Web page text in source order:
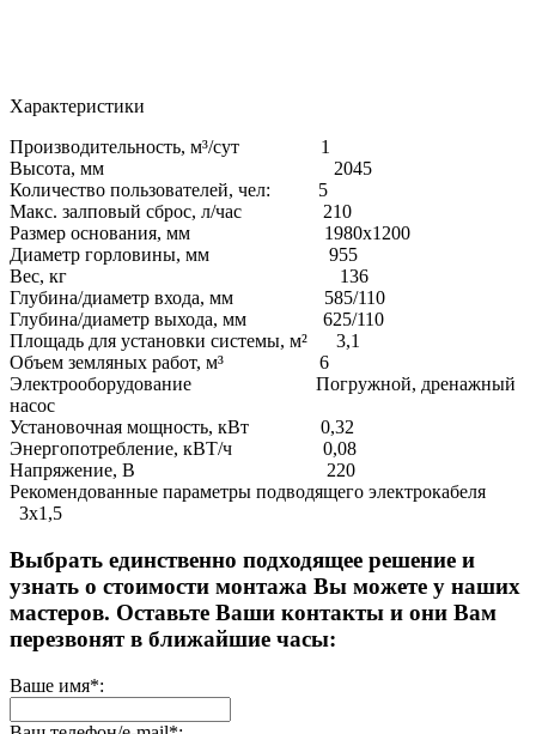
Характеристики
Производительность, м³/сут 1
Высота, мм 2045
Количество пользователей, чел: 5
Макс. залповый сброс, л/час 210
Размер основания, мм 1980х1200
Диаметр горловины, мм 955
Вес, кг 136
Глубина/диаметр входа, мм 585/110
Глубина/диаметр выхода, мм 625/110
Площадь для установки системы, м² 3,1
Объем земляных работ, м³ 6
Электрооборудование Погружной, дренажный
насос
Установочная мощность, кВт 0,32
Энергопотребление, кВТ/ч 0,08
Напряжение, В 220
Рекомендованные параметры подводящего электрокабеля
3х1,5
Выбрать единственно подходящее решение и
узнать о стоимости монтажа Вы можете у наших
мастеров. Оставьте Ваши контакты и они Вам
перезвонят в ближайшие часы:
Ваше имя*: